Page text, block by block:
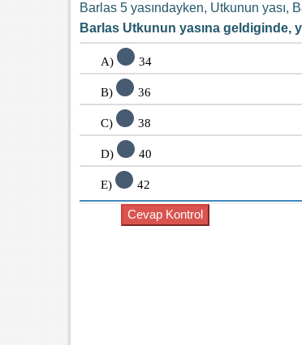
Barlas 5 yasındayken, Utkunun yası,
Barlas Utkunun yasına geldiginde,
A) 34
B) 36
C) 38
D) 40
E) 42